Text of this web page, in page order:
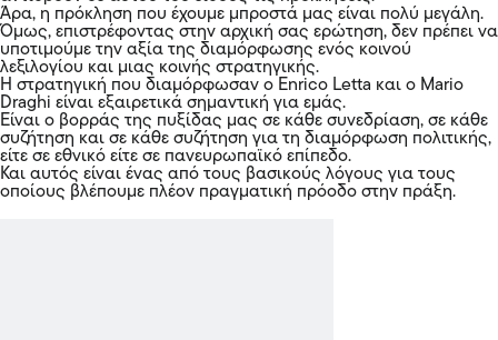
Άρα, η πρόκληση που έχουμε μπροστά μας είναι πολύ μεγάλη.
Όμως, επιστρέφοντας στην αρχική σας ερώτηση, δεν πρέπει να
υποτιμούμε την αξία της διαμόρφωσης ενός κοινού
λεξιλογίου και μιας κοινής στρατηγικής.
Η στρατηγική που διαμόρφωσαν ο Enrico Letta και ο Mario
Draghi είναι εξαιρετικά σημαντική για εμάς.
Είναι ο βορράς της πυξίδας μας σε κάθε συνεδρίαση, σε κάθε
συζήτηση και σε κάθε συζήτηση για τη διαμόρφωση πολιτικής,
είτε σε εθνικό είτε σε πανευρωπαϊκό επίπεδο.
Και αυτός είναι ένας από τους βασικούς λόγους για τους
οποίους βλέπουμε πλέον πραγματική πρόοδο στην πράξη.